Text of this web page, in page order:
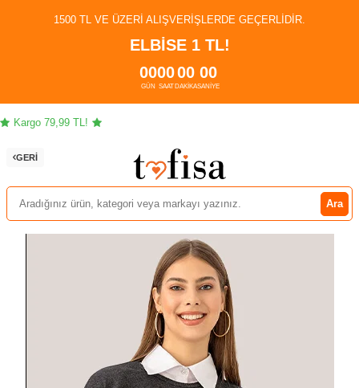
1500 TL VE ÜZERI ALIŞVERIŞLERDE GEÇERLIDIR.
ELBİSE 1 TL!
00
GÜN
00
SAAT
00
DAKIKA
00
SANIYE
Kargo 79,99 TL!
Ço